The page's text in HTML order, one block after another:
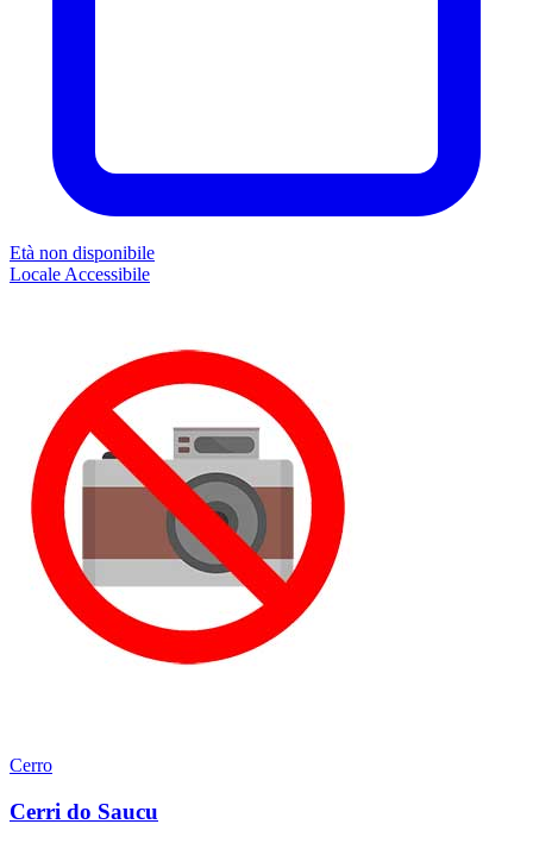
Età non disponibile
Locale Accessibile
Cerro
Cerri do Saucu